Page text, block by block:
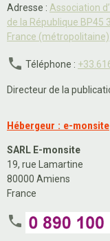
Adresse : Association
de la République BP45
France (métropolitaine)
Téléphone :
Directeur de la
Hébergeur : e-monsite
SARL E-monsite
19, rue Lamartine
80000 Amiens
France